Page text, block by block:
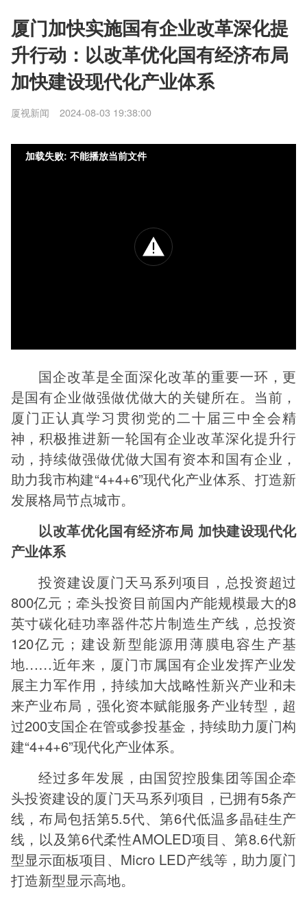
厦门加快实施国有企业改革深化提
升行动：以改革优化国有经济布局
加快建设现代化产业体系
厦视新闻 2024-08-03 19:38:00
加载失败: 不能播放当前文件
国企改革是全面深化改革的重要一环，更
是国有企业做强做优做大的关键所在。当前，
厦门正认真学习贯彻党的二十届三中全会精
神，积极推进新一轮国有企业改革深化提升行
动，持续做强做优做大国有资本和国有企业，
助力我市构建“4+4+6”现代化产业体系、打造新
发展格局节点城市。
以改革优化国有经济布局 加快建设现代化
产业体系
投资建设厦门天马系列项目，总投资超过
800亿元；牵头投资目前国内产能规模最大的8
英寸碳化硅功率器件芯片制造生产线，总投资
120亿元；建设新型能源用薄膜电容生产基
地……近年来，厦门市属国有企业发挥产业发
展主力军作用，持续加大战略性新兴产业和未
来产业布局，强化资本赋能服务产业转型，超
过200支国企在管或参投基金，持续助力厦门构
建“4+4+6”现代化产业体系。
经过多年发展，由国贸控股集团等国企牵
头投资建设的厦门天马系列项目，已拥有5条产
线，布局包括第5.5代、第6代低温多晶硅生产
线，以及第6代柔性AMOLED项目、第8.6代新
型显示面板项目、Micro LED产线等，助力厦门
打造新型显示高地。